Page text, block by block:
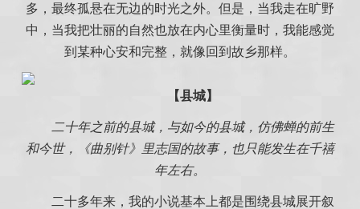
多，最终孤悬在无边的时光之外。但是，当我走在旷野
中，当我把壮丽的自然也放在内心里衡量时，我能感觉
到某种心安和完整，就像回到故乡那样。
【县城】
二十年之前的县城，与如今的县城，仿佛蝉的前生
和今世，《曲别针》里志国的故事，也只能发生在千禧
年左右。
二十多年来，我的小说基本上都是围绕县城展开叙